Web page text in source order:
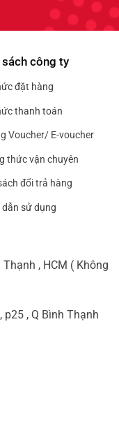
sách công ty
đặt hàng
thanh toán
Voucher/ E-voucher
thức vận chuyên
đổi trả hàng
sử dụng
, HCM ( Không
p25 , Q Bình Thạnh